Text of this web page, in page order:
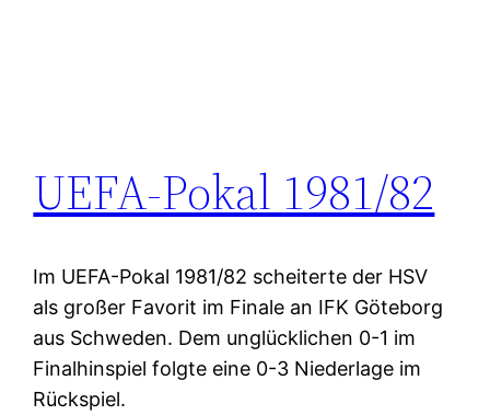
UEFA-Pokal 1981/82
Im UEFA-Pokal 1981/82 scheiterte der HSV
als großer Favorit im Finale an IFK Göteborg
aus Schweden. Dem unglücklichen 0-1 im
Finalhinspiel folgte eine 0-3 Niederlage im
Rückspiel.